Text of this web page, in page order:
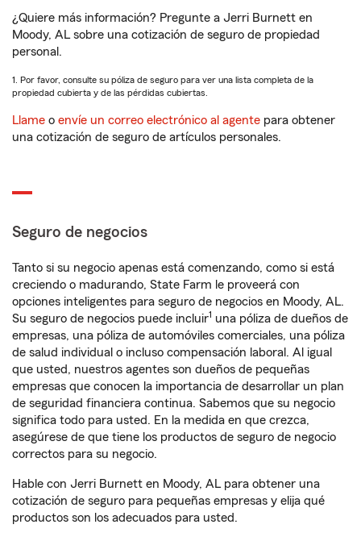
¿Quiere más información? Pregunte a Jerri Burnett en
Moody, AL sobre una cotización de seguro de propiedad
personal.
1. Por favor, consulte su póliza de seguro para ver una lista completa de la
propiedad cubierta y de las pérdidas cubiertas.
Llame o envíe un correo electrónico al agente para obtener
una cotización de seguro de artículos personales.
Seguro de negocios
Tanto si su negocio apenas está comenzando, como si está
creciendo o madurando, State Farm le proveerá con
opciones inteligentes para seguro de negocios en Moody, AL.
Su seguro de negocios puede incluir1 una póliza de dueños de
empresas, una póliza de automóviles comerciales, una póliza
de salud individual o incluso compensación laboral. Al igual
que usted, nuestros agentes son dueños de pequeñas
empresas que conocen la importancia de desarrollar un plan
de seguridad financiera continua. Sabemos que su negocio
significa todo para usted. En la medida en que crezca,
asegúrese de que tiene los productos de seguro de negocio
correctos para su negocio.
Hable con Jerri Burnett en Moody, AL para obtener una
cotización de seguro para pequeñas empresas y elija qué
productos son los adecuados para usted.